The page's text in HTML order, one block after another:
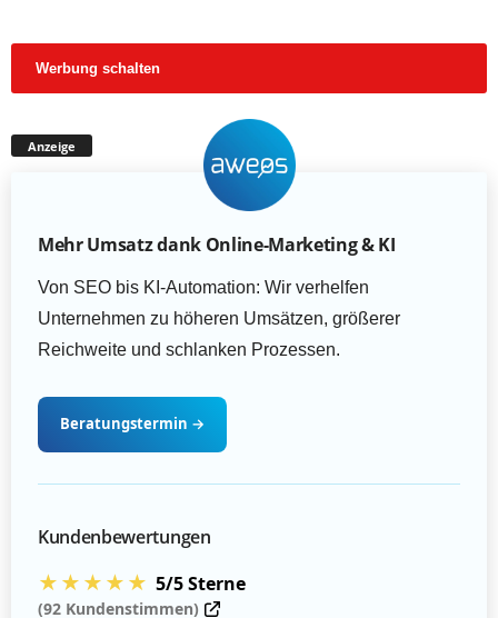
Werbung schalten
Anzeige
Mehr Umsatz dank Online-Marketing & KI
Von SEO bis KI-Automation: Wir verhelfen
Unternehmen zu höheren Umsätzen, größerer
Reichweite und schlanken Prozessen.
Beratungstermin →
Kundenbewertungen
★★★★★ 5/5 Sterne
(92 Kundenstimmen)